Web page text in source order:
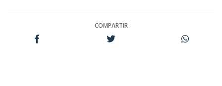
COMPARTIR